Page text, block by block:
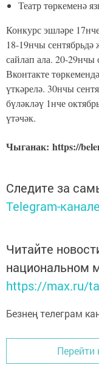
Театр төркеменә
Конкурс эшләре
18-19нчы
сайлап ала. 20-29нчы
Вконтакте
үткәрелә. 30нчы
бүләкләү 1нче
үтәчәк.
Чыганак: https://
Следите за
Telegram-канале
Читайте
национальном
https://max.ru/
Безнең телеграм
Перейти